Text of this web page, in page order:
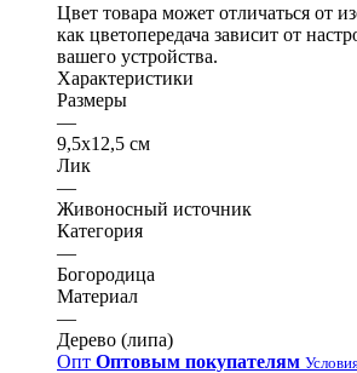
Цвет товара может отличаться от
как цветопередача зависит от
вашего устройства.
Характеристики
Размеры
—
9,5х12,5 см
Лик
—
Живоносный источник
Категория
—
Богородица
Материал
—
Дерево (липа)
Опт Оптовым покупателям